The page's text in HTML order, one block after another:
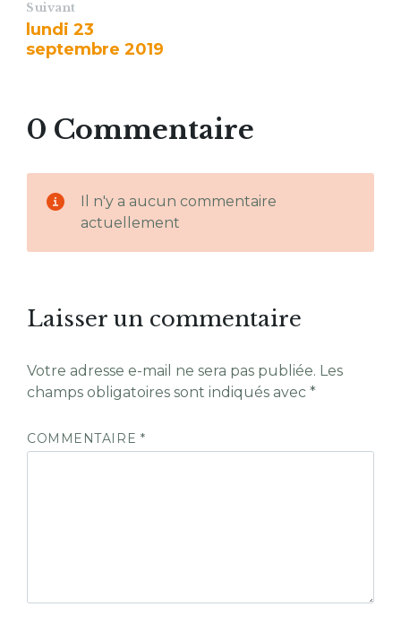
Suivant
lundi 23
septembre 2019
0 Commentaire
Il n'y a aucun commentaire
actuellement
Laisser un commentaire
Votre adresse e-mail ne sera pas publiée. Les
champs obligatoires sont indiqués avec *
COMMENTAIRE *